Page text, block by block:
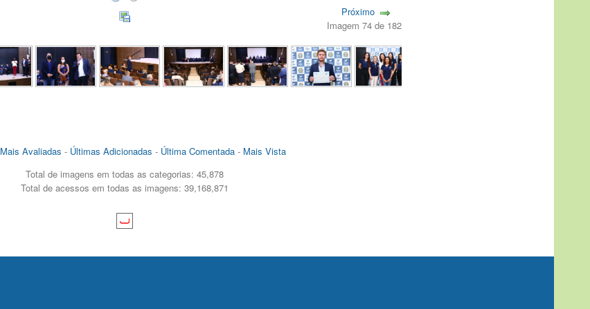
Próximo
Imagem 74 de 182
Mais Avaliadas - Últimas Adicionadas - Última Comentada- Mais Vista
Total de imagens em todas as categorias: 45,878
Total de acessos em todas as imagens: 39,168,871